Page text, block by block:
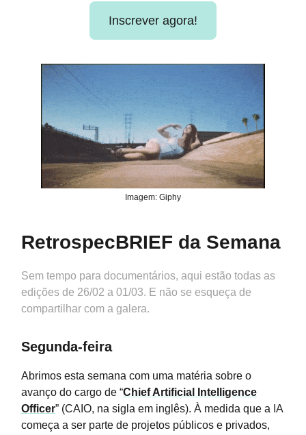
Inscrever agora!
Imagem: Giphy
RetrospecBRIEF da Semana
Sem tempo para documentários, aqui estão todas as
edições de 26/02 a 01/03. E não se esqueça de
compartilhar com a galera.
Segunda-feira
Abrimos esta semana com uma matéria sobre o
avanço do cargo de “Chief Artificial Intelligence
Officer” (CAIO, na sigla em inglês). À medida que a IA
começa a ser parte de projetos públicos e privados,